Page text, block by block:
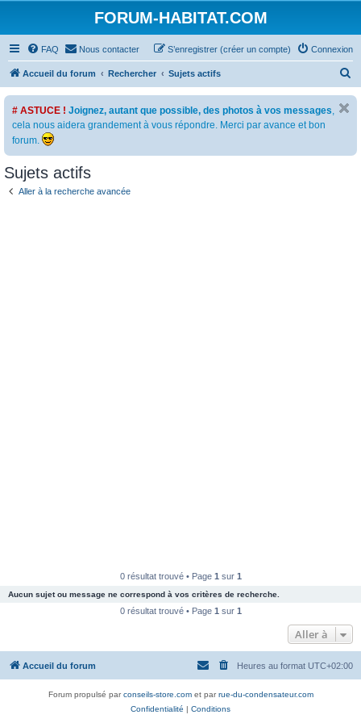
FORUM-HABITAT.COM
FAQ Nous contacter Connexion
S’enregistrer (créer un compte)
Accueil du forum Rechercher Sujets actifs
e
# ASTUCE ! Joignez, autant que possible, des photos à vos messages,
cela nous aidera grandement à vous répondre. Merci par avance et bon
forum.
Sujets actifs
Aller à la recherche avancée
0 résultat trouvé • Page 1 sur 1
Aucun sujet ou message ne correspond à vos critères de recherche.
0 résultat trouvé • Page 1 sur 1
Aller à
Accueil du forum Heures au format UTC+02:00
Forum propulsé parconseils-store.comet parrue-du-condensateur.com
Confidentialité | Conditions